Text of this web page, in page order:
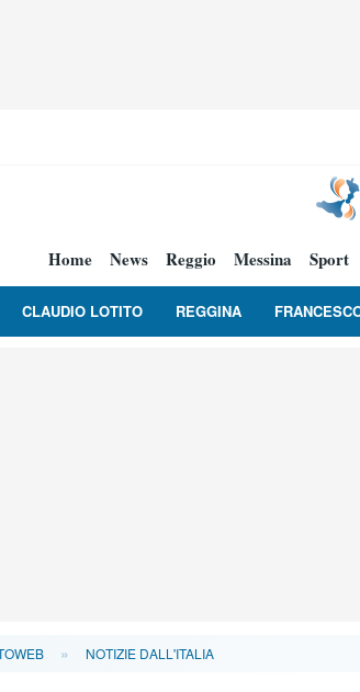
Home News Reggio Messina Sport
CLAUDIO LOTITO REGGINA
» NOTIZIE DALL'ITALIA